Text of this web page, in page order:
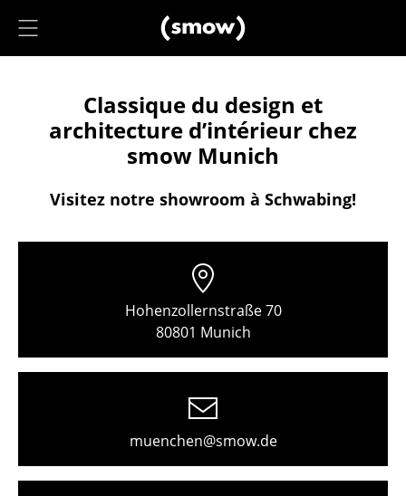
Conseil agencement
Francfort
Hanovre
Classique du design et
architecture d’intérieur chez
smow Munich
Visitez notre showroom à Schwabing!
Hohenzollernstraße 70
80801 Munich
muenchen@smow.de